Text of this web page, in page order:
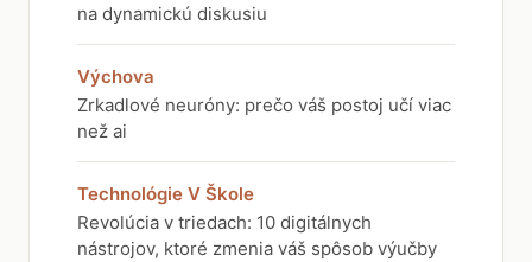
na dynamickú diskusiu
Výchova
Zrkadlové neuróny: prečo váš postoj učí viac
než ai
Technológie V Škole
Revolúcia v triedach: 10 digitálnych
nástrojov, ktoré zmenia váš spôsob výučby